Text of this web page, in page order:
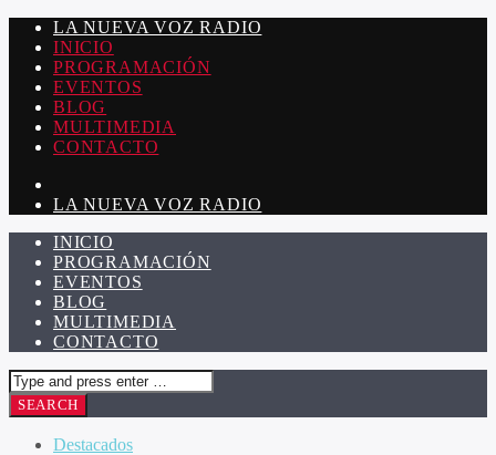
LA NUEVA VOZ RADIO
INICIO
PROGRAMACIÓN
EVENTOS
BLOG
MULTIMEDIA
CONTACTO
LA NUEVA VOZ RADIO
INICIO
PROGRAMACIÓN
EVENTOS
BLOG
MULTIMEDIA
CONTACTO
Destacados